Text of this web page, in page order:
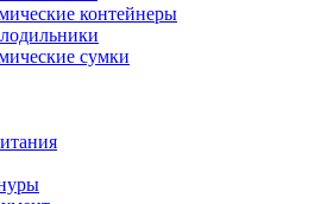
контейнеры
сумки